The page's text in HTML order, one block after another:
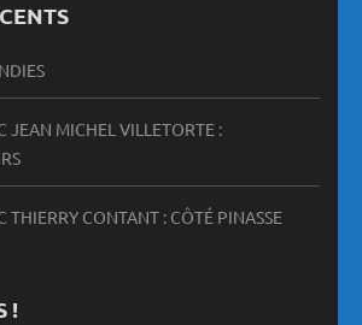
JEAN MICHEL VILLETORTE :
THIERRY CONTANT : CÔTÉ PINASSE
!